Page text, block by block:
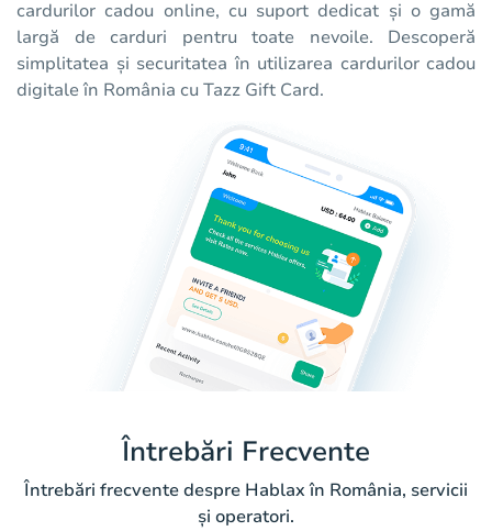
cardurilor cadou online, cu suport dedicat și o gamă
largă de carduri pentru toate nevoile. Descoperă
simplitatea și securitatea în utilizarea cardurilor cadou
digitale în România cu Tazz Gift Card.
Întrebări Frecvente
Întrebări frecvente despre Hablax în România, servicii
și operatori.